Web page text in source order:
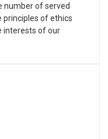
number of served
principles of ethics
interests of our